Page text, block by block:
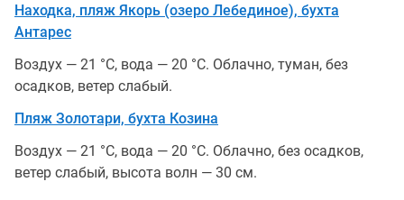
Находка, пляж Якорь (озеро Лебединое), бухта
Антарес
Воздух — 21 °С, вода — 20 °С. Облачно, туман, без
осадков, ветер слабый.
Пляж Золотари, бухта Козина
Воздух — 21 °С, вода — 20 °С. Облачно, без осадков,
ветер слабый, высота волн — 30 см.